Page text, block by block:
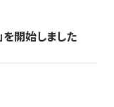
開始しました